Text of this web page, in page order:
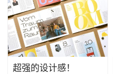
超强的设计感！